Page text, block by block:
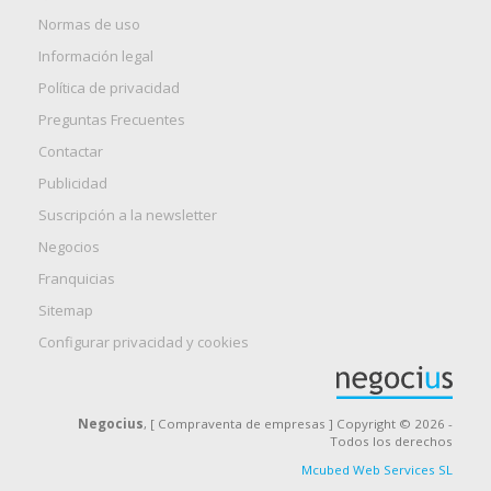
Normas de uso
Información legal
Política de privacidad
Preguntas Frecuentes
Contactar
Publicidad
Suscripción a la newsletter
Negocios
Franquicias
Sitemap
Configurar privacidad y cookies
Negocius, [ Compraventa de empresas ] Copyright © 2026 -
Todos los derechos
Mcubed Web Services SL